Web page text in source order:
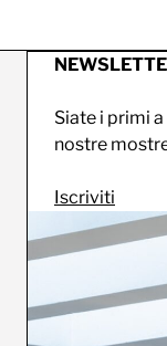
Siate i primi
nostre
Iscriviti